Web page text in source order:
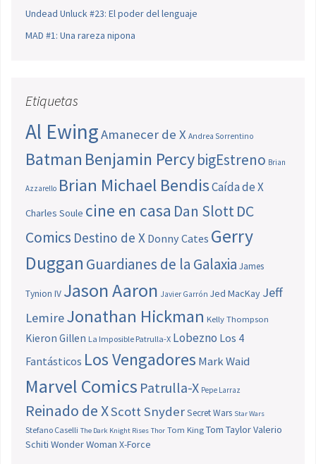
Undead Unluck #23: El poder del lenguaje
MAD #1: Una rareza nipona
Etiquetas
Al EwingAmanecer de X Andrea Sorrentino
Batman Benjamin PercybigEstreno Brian
Azzarello Brian Michael BendisCaída de X
Charles Soule cine en casa Dan SlottDC
Comics Destino de X Donny Cates Gerry
Duggan Guardianes de la Galaxia James
Tynion IV Jason Aaron Javier Garrón Jed MacKay Jeff
LemireJonathan Hickman Kelly Thompson
Kieron Gillen La Imposible Patrulla-X Lobezno Los 4
Fantásticos Los Vengadores Mark Waid
Marvel Comics Patrulla-X Pepe Larraz
Reinado de XScott SnyderSecret Wars Star Wars
Stefano Caselli The Dark Knight Rises Thor Tom King Tom TaylorValerio
Schiti Wonder Woman X-Force